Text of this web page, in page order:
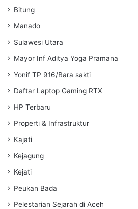
Bitung
Manado
Sulawesi Utara
Mayor Inf Aditya Yoga Pramana
Yonif TP 916/Bara sakti
Daftar Laptop Gaming RTX
HP Terbaru
Properti & Infrastruktur
Kajati
Kejagung
Kejati
Peukan Bada
Pelestarian Sejarah di Aceh